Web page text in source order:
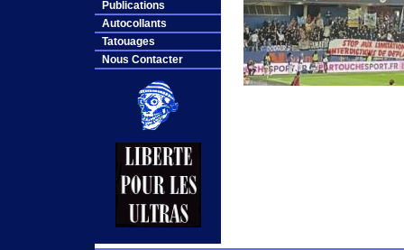
Publications
Autocollants
Tatouages
Nous Contacter